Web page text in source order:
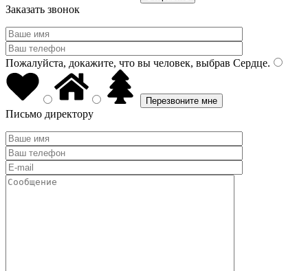
Заказать звонок
Пожалуйста, докажите, что вы человек, выбрав Сердце.
Письмо директору